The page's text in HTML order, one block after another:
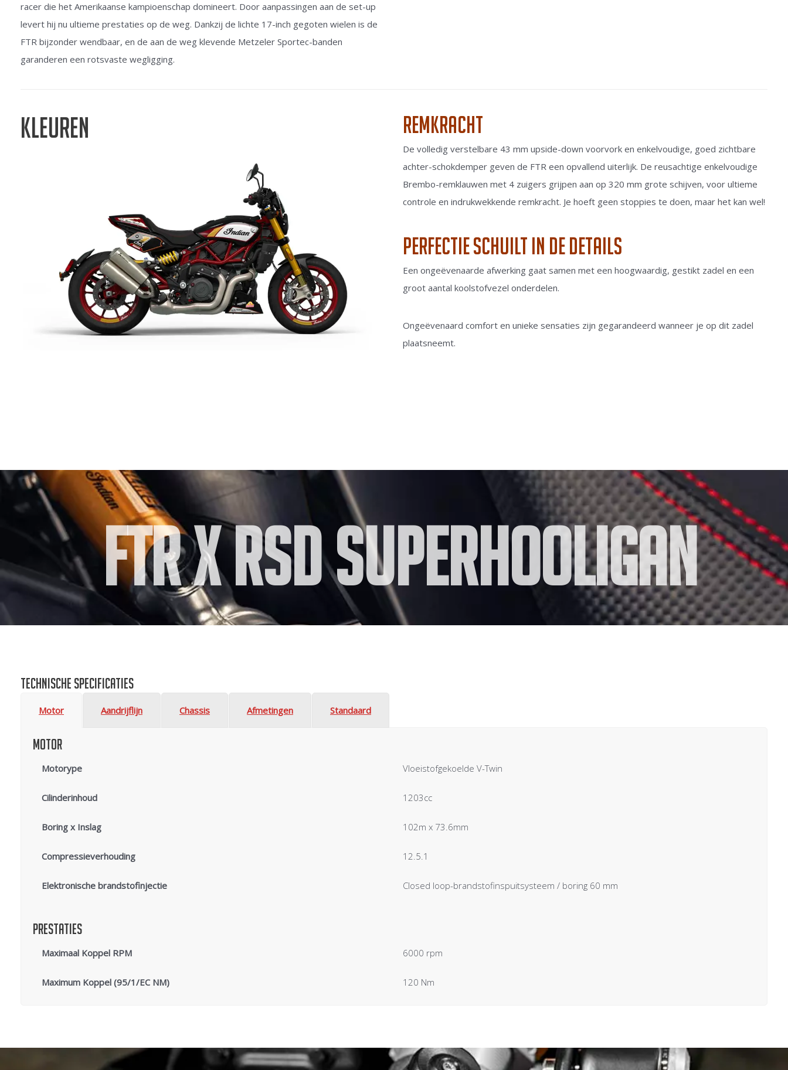
racer die het Amerikaanse kampioenschap domineert. Door aanpassingen aan de set-up
levert hij nu ultieme prestaties op de weg. Dankzij de lichte 17-inch gegoten wielen is de
FTR bijzonder wendbaar, en de aan de weg klevende Metzeler Sportec-banden
garanderen een rotsvaste wegligging.
Kleuren Remkracht
De volledig verstelbare 43 mm upside-down voorvork en enkelvoudige, goed zichtbare
achter-schokdemper geven de FTR een opvallend uiterlijk. De reusachtige enkelvoudige
Brembo-remklauwen met 4 zuigers grijpen aan op 320 mm grote schijven, voor ultieme
controle en indrukwekkende remkracht. Je hoeft geen stoppies te doen, maar het kan wel!
Perfectie schuilt in de details
Een ongeëvenaarde afwerking gaat samen met een hoogwaardig, gestikt zadel en een
groot aantal koolstofvezel onderdelen.
Ongeëvenaard comfort en unieke sensaties zijn gegarandeerd wanneer je op dit zadel
plaatsneemt.
FTR X RSD Superhooligan
Technische specificaties
Motor Aandrijflijn Chassis Afmetingen Standaard
Motor
Motorype Vloeistofgekoelde V-Twin
Cilinderinhoud 1203cc
Boring x Inslag 102m x 73.6mm
Compressieverhouding 12.5.1
Elektronische brandstofinjectie Closed loop-brandstofinspuitsysteem / boring 60 mm
Prestaties
Maximaal Koppel RPM 6000 rpm
Maximum Koppel (95/1/EC NM) 120 Nm